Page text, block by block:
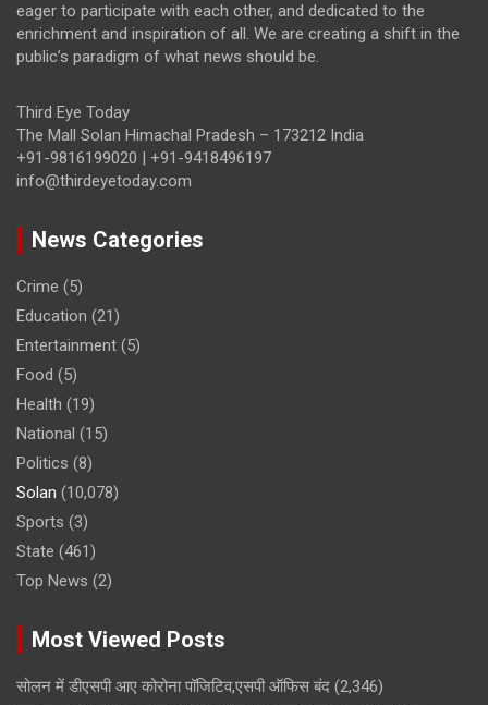
eager to participate with each other, and dedicated to the
enrichment and inspiration of all. We are creating a shift in the
public’s paradigm of what news should be.
Third Eye Today
The Mall Solan Himachal Pradesh – 173212 India
+91-9816199020 | +91-9418496197
info@thirdeyetoday.com
News Categories
Crime (5)
Education (21)
Entertainment (5)
Food (5)
Health (19)
National (15)
Politics (8)
Solan (10,078)
Sports (3)
State (461)
Top News (2)
Most Viewed Posts
सोलन में डीएसपी आए कोरोना पॉजिटिव,एसपी ऑफिस बंद (2,346)